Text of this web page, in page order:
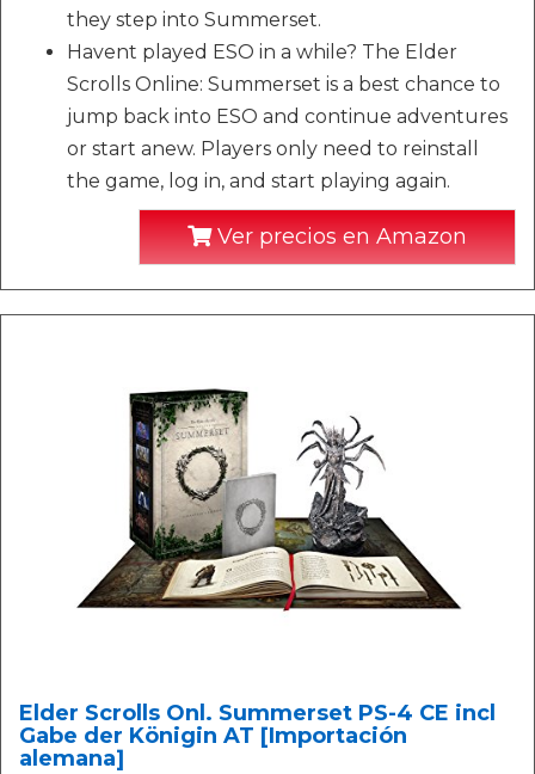
they step into Summerset.
Havent played ESO in a while? The Elder
Scrolls Online: Summerset is a best chance to
jump back into ESO and continue adventures
or start anew. Players only need to reinstall
the game, log in, and start playing again.
Ver precios en Amazon
Elder Scrolls Onl. Summerset PS-4 CE incl
Gabe der Königin AT [Importación
alemana]